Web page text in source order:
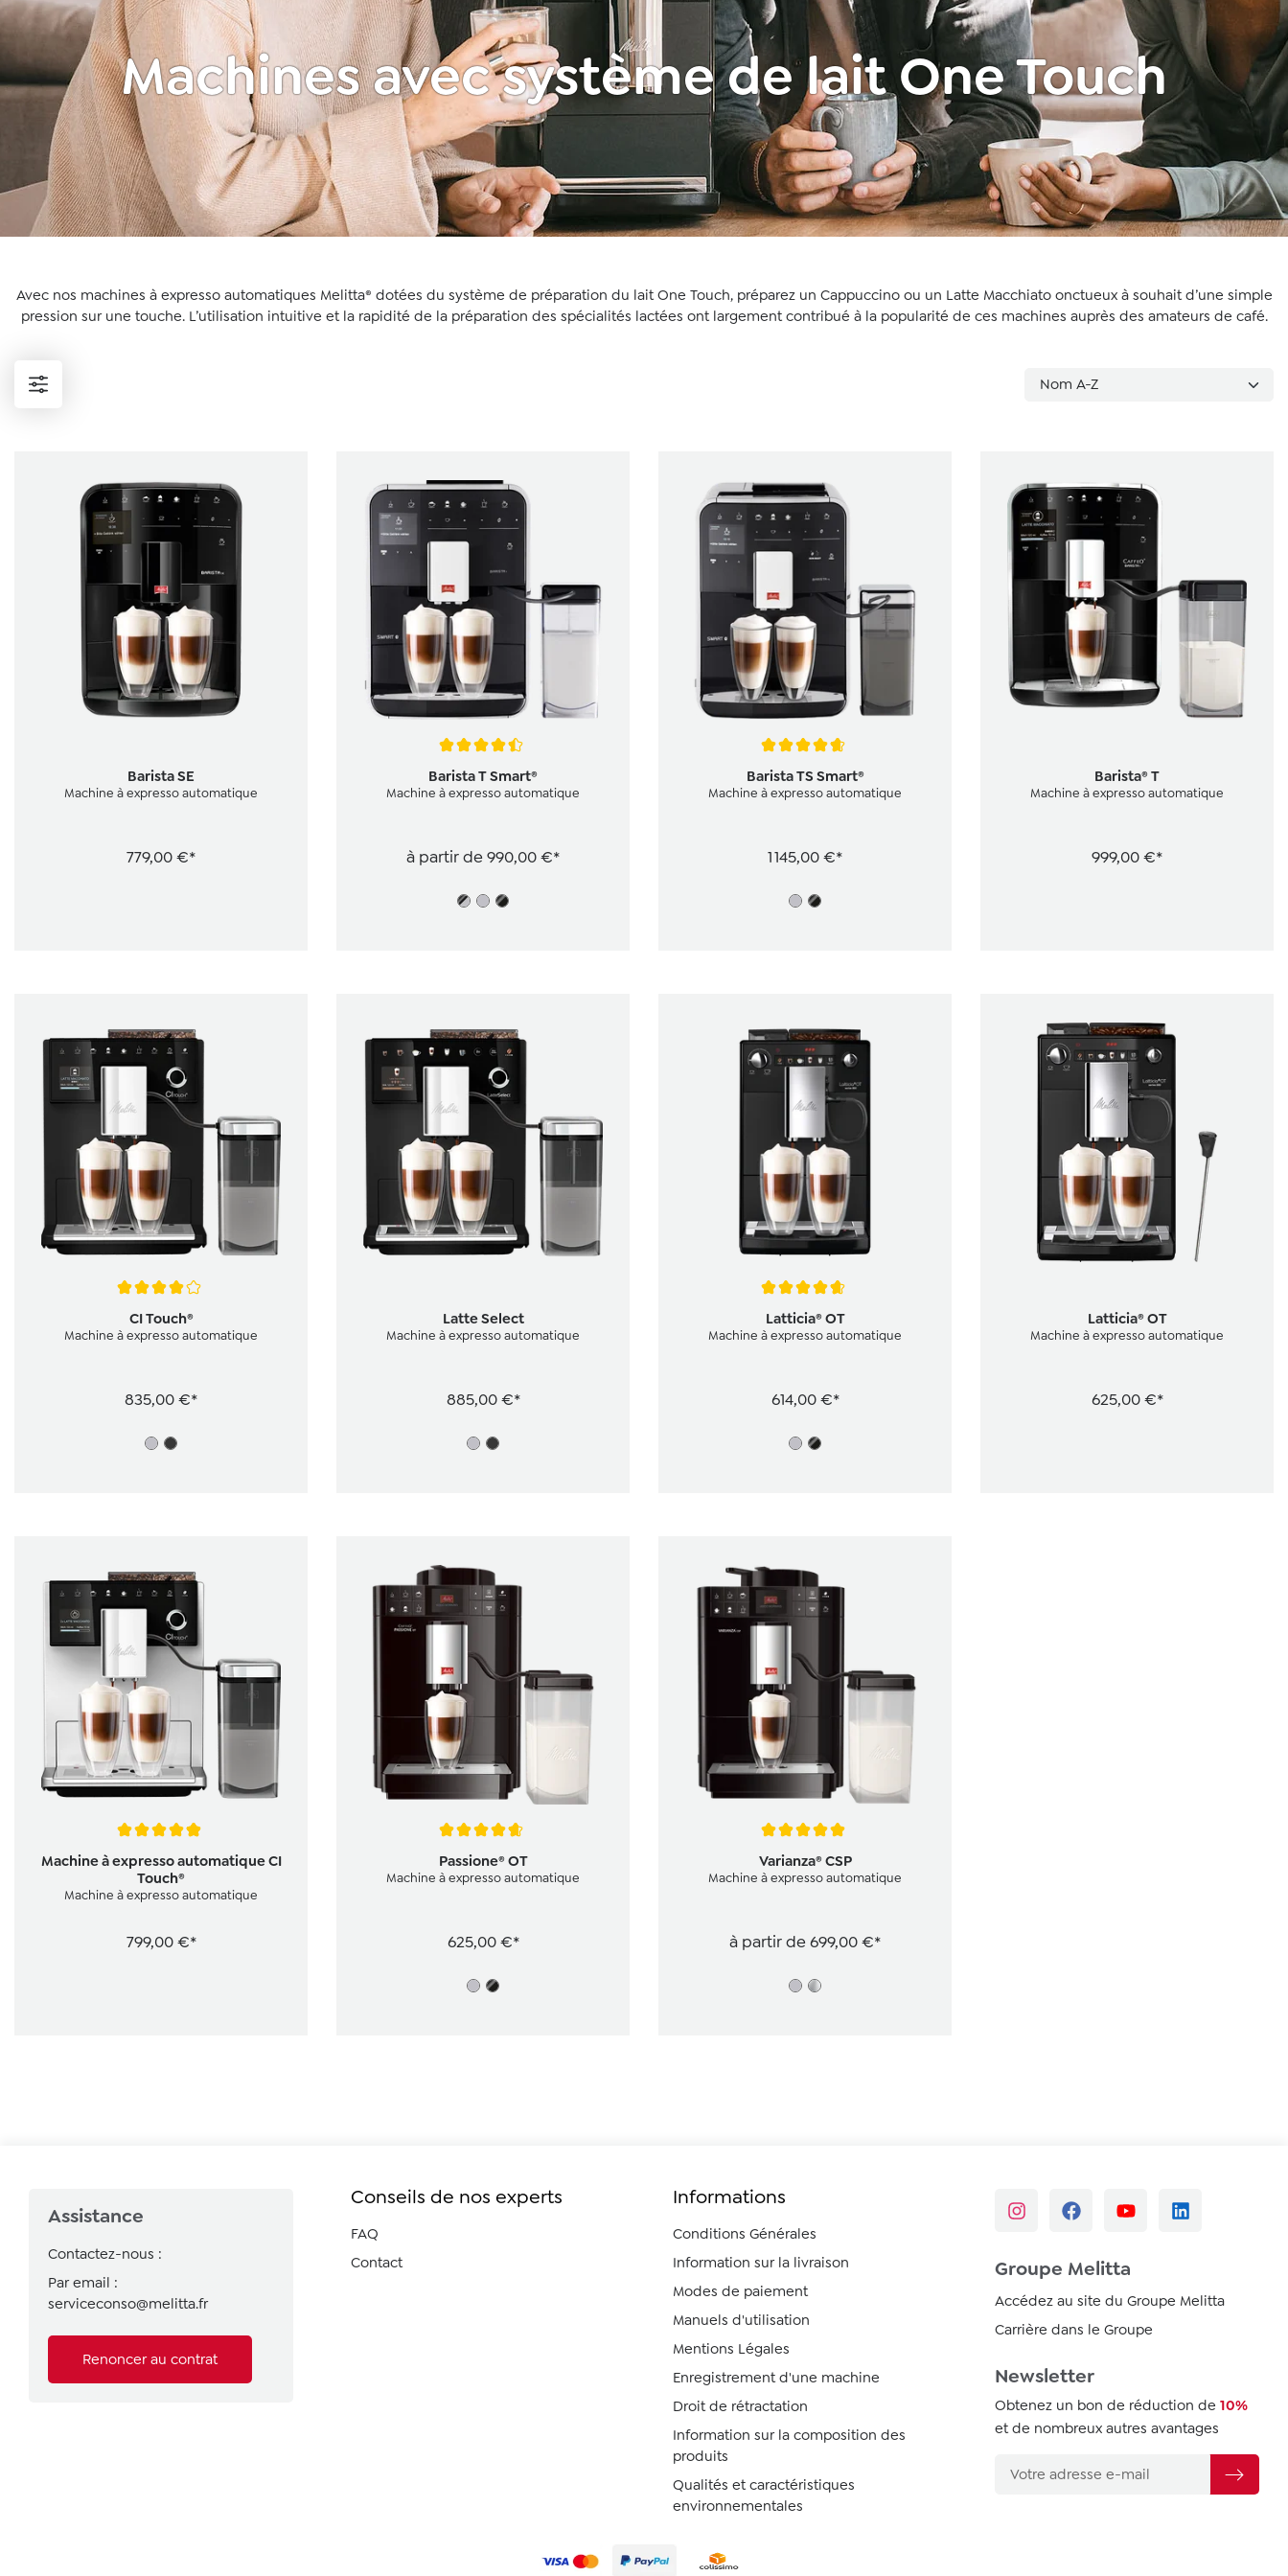
Machines avec système de lait One Touch
Avec nos machines à expresso automatiques Melitta® dotées du système de préparation du lait One Touch, préparez un Cappuccino ou un Latte Macchiato onctueux à souhait d’une simple
pression sur une touche. L’utilisation intuitive et la rapidité de la préparation des spécialités lactées ont largement contribué à la popularité de ces machines auprès des amateurs de café.
Barista SE
Machine à expresso automatique
779,00 €*
Note moyenne de 4.6 sur 5 étoiles
Barista T Smart®
Machine à expresso automatique
à partir de990,00 €*
Note moyenne de 4.8 sur 5 étoiles
Barista TS Smart®
Machine à expresso automatique
1 145,00 €*
Barista® T
Machine à expresso automatique
999,00 €*
CI Touch®
Machine à expresso automatique
835,00 €*
Latte Select
Machine à expresso automatique
885,00 €*
Note moyenne de 4.8 sur 5 étoiles
Latticia® OT
Machine à expresso automatique
614,00 €*
Latticia® OT
Machine à expresso automatique
625,00 €*
Note moyenne de 4.9 sur 5 étoiles
Machine à expresso automatique CI
Touch®
Machine à expresso automatique
799,00 €*
Note moyenne de 4.8 sur 5 étoiles
Passione® OT
Machine à expresso automatique
625,00 €*
Note moyenne de 5 sur 5 étoiles
Varianza® CSP
Machine à expresso automatique
à partir de699,00 €*
Assistance
Contactez-nous :
Par email :
serviceconso@melitta.fr
Renoncer au contrat
Conseils de nos experts
FAQ
Contact
Informations
Conditions Générales
Information sur la livraison
Modes de paiement
Manuels d'utilisation
Mentions Légales
Enregistrement d'une machine
Droit de rétractation
Information sur la composition des
produits
Qualités et caractéristiques
environnementales
Groupe Melitta
Accédez au site du Groupe Melitta
Carrière dans le Groupe
Newsletter
Obtenez un bon de réduction de 10%
et de nombreux autres avantages